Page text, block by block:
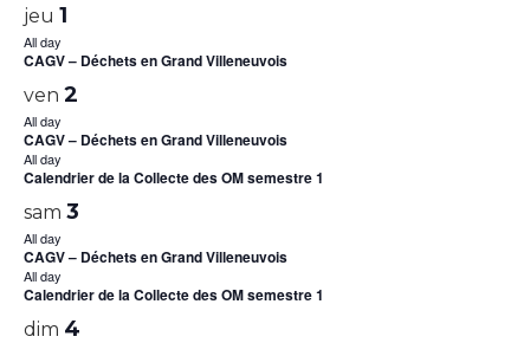
jeu 1
All day
CAGV – Déchets en Grand Villeneuvois
ven 2
All day
CAGV – Déchets en Grand Villeneuvois
All day
Calendrier de la Collecte des OM semestre 1
sam 3
All day
CAGV – Déchets en Grand Villeneuvois
All day
Calendrier de la Collecte des OM semestre 1
dim 4